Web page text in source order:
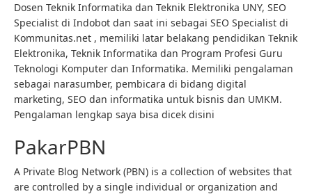
Dosen Teknik Informatika dan Teknik Elektronika UNY, SEO
Specialist di Indobot dan saat ini sebagai SEO Specialist di
Kommunitas.net , memiliki latar belakang pendidikan Teknik
Elektronika, Teknik Informatika dan Program Profesi Guru
Teknologi Komputer dan Informatika. Memiliki pengalaman
sebagai narasumber, pembicara di bidang digital
marketing, SEO dan informatika untuk bisnis dan UMKM.
Pengalaman lengkap saya bisa dicek disini
PakarPBN
A Private Blog Network (PBN) is a collection of websites that
are controlled by a single individual or organization and